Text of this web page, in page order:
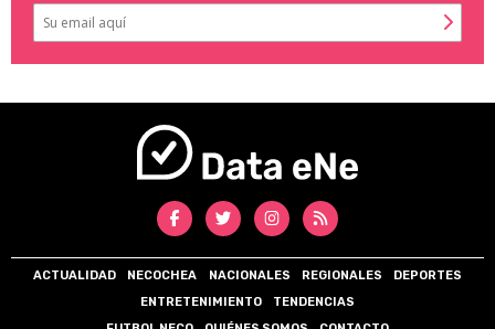
ACTUALIDAD NECOCHEA NACIONALES REGIONALES
DEPORTES
ENTRETENIMIENTO
TENDENCIAS